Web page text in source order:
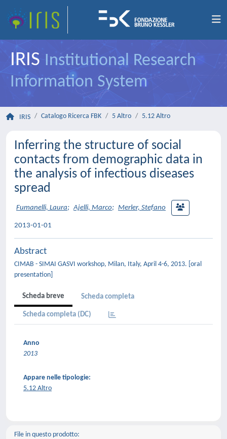
IRIS Institutional Research
Information System
IRIS Catalogo Ricerca FBK 5 Altro 5.12 Altro
Inferring the structure of social
contacts from demographic data in
the analysis of infectious diseases
spread
Fumanelli, Laura; Ajelli, Marco; Merler, Stefano
2013-01-01
Abstract
CIMAB - SIMAI GASVI workshop, Milan, Italy, April 4-6, 2013. [oral
presentation]
Scheda breve Scheda completa
Scheda completa (DC)
Anno
2013
Appare nelle tipologie:
5.12 Altro
File in questo prodotto: